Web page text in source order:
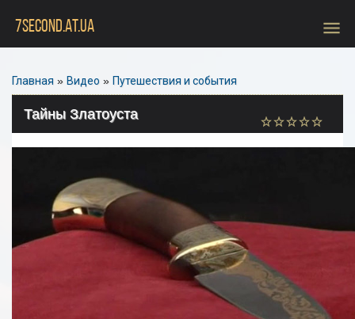
7SECOND.AT.UA menu
Главная » Видео » Путешествия и события
Тайны Златоуста